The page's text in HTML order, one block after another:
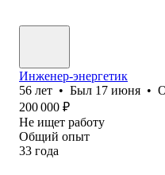
Инженер-энергетик
56 лет • Был 17 июня •
200 000 ₽
Не ищет работу
Общий опыт
33 года